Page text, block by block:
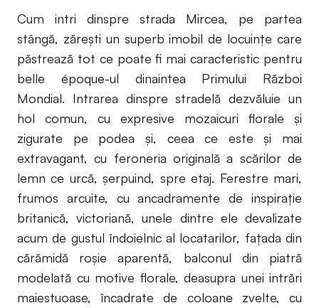
Cum intri dinspre strada Mircea, pe partea
stângă, zărești un superb imobil de locuinţe care
păstrează tot ce poate fi mai caracteristic pentru
belle époque-ul dinaintea Primului Război
Mondial. Intrarea dinspre stradelă dezvăluie un
hol comun, cu expresive mozaicuri florale şi
zigurate pe podea şi, ceea ce este şi mai
extravagant, cu feroneria originală a scărilor de
lemn ce urcă, şerpuind, spre etaj. Ferestre mari,
frumos arcuite, cu ancadramente de inspiraţie
britanică, victoriană, unele dintre ele devalizate
acum de gustul îndoielnic al locatarilor, faţada din
cărămidă roşie aparentă, balconul din piatră
modelată cu motive florale, deasupra unei intrări
maiestuoase, încadrate de coloane zvelte, cu